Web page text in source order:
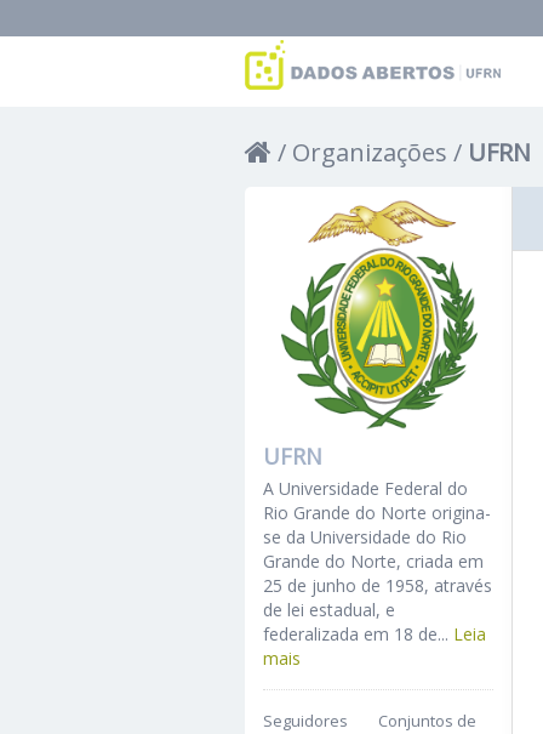
Organizações UFRN
UFRN
A Universidade Federal do
Rio Grande do Norte origina-
se da Universidade do Rio
Grande do Norte, criada em
25 de junho de 1958, através
de lei estadual, e
federalizada em 18 de... Leia
mais
Seguidores
Conjuntos de